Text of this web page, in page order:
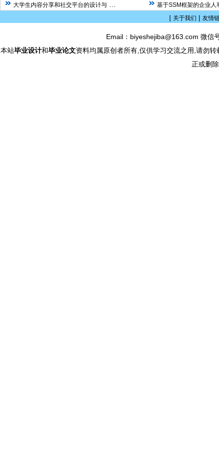
大学生内容分享和社交平台的设计与 基于SSM框架的企业人
| 关于我们 | 友情
Email：biyeshejiba@163.com 微
本站毕业设计和毕业论文资料均属原创者所有,仅供学习交流之用,请勿
正或删